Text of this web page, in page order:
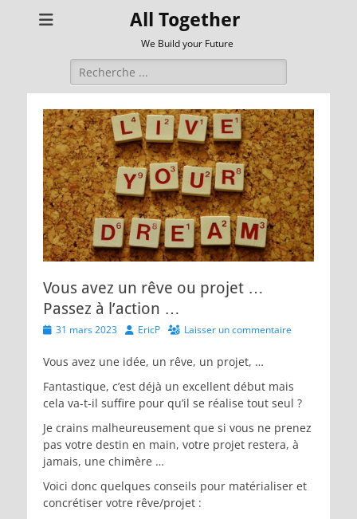
All Together
We Build your Future
Rechercher :
Vous avez un rêve ou projet …
Passez à l’action …
Posted
31 mars 2023 Author
EricP Laisser un commentaire
Vous avez une idée, un rêve, un projet, …
Fantastique, c’est déjà un excellent début mais
cela va-t-il suffire pour qu’il se réalise tout seul ?
Je crains malheureusement que si vous ne prenez
pas votre destin en main, votre projet restera, à
jamais, une chimère …
Voici donc quelques conseils pour matérialiser et
concrétiser votre rêve/projet :